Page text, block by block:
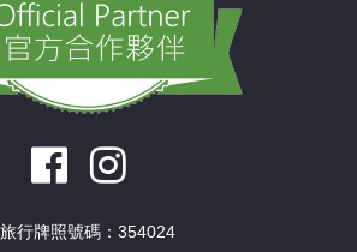
旅行牌照號碼：354024